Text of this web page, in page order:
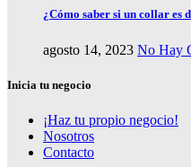
¿Cómo saber si un collar es
agosto 14, 2023 No Hay
Inicia tu negocio
¡Haz tu propio negocio!
Nosotros
Contacto